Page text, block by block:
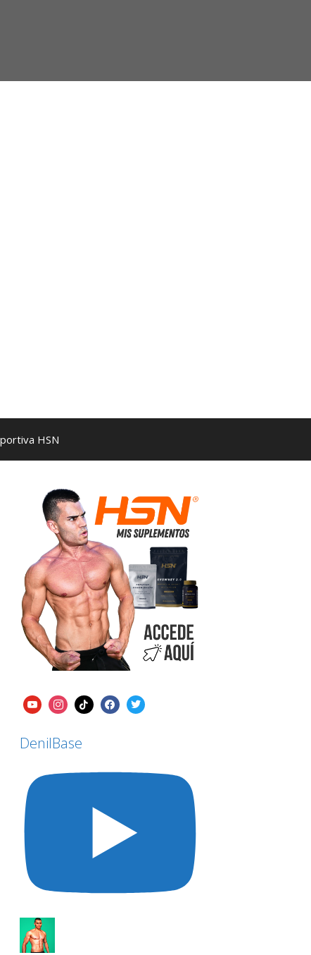
HSN
DenilBase